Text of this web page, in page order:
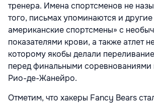
тренера. Имена спортсменов не
того, письмах упоминаются и
американские спортсмены» с
показателями крови, а также атлет
которому якобы делали
перед финальными
Рио-де-Жанейро.
Отметим, что хакеры Fancy Bears